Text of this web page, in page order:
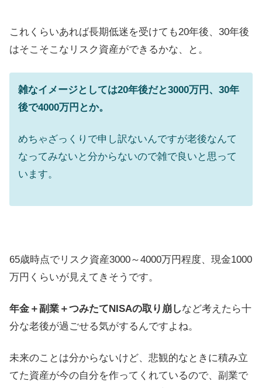
これくらいあれば長期低迷を受けても20年後、30年後
はそこそこなリスク資産ができるかな、と。
雑なイメージとしては20年後だと3000万円、30年
後で4000万円とか。
めちゃざっくりで申し訳ないんですが老後なんて
なってみないと分からないので雑で良いと思って
います。
65歳時点でリスク資産3000～4000万円程度、現金1000
万円くらいが見えてきそうです。
年金＋副業＋つみたてNISAの取り崩しなど考えたら十
分な老後が過ごせる気がするんですよね。
未来のことは分からないけど、悲観的なときに積み立
てた資産が今の自分を作ってくれているので、副業で